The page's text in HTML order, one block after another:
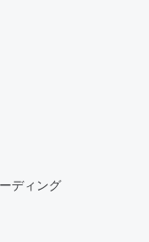
ディング